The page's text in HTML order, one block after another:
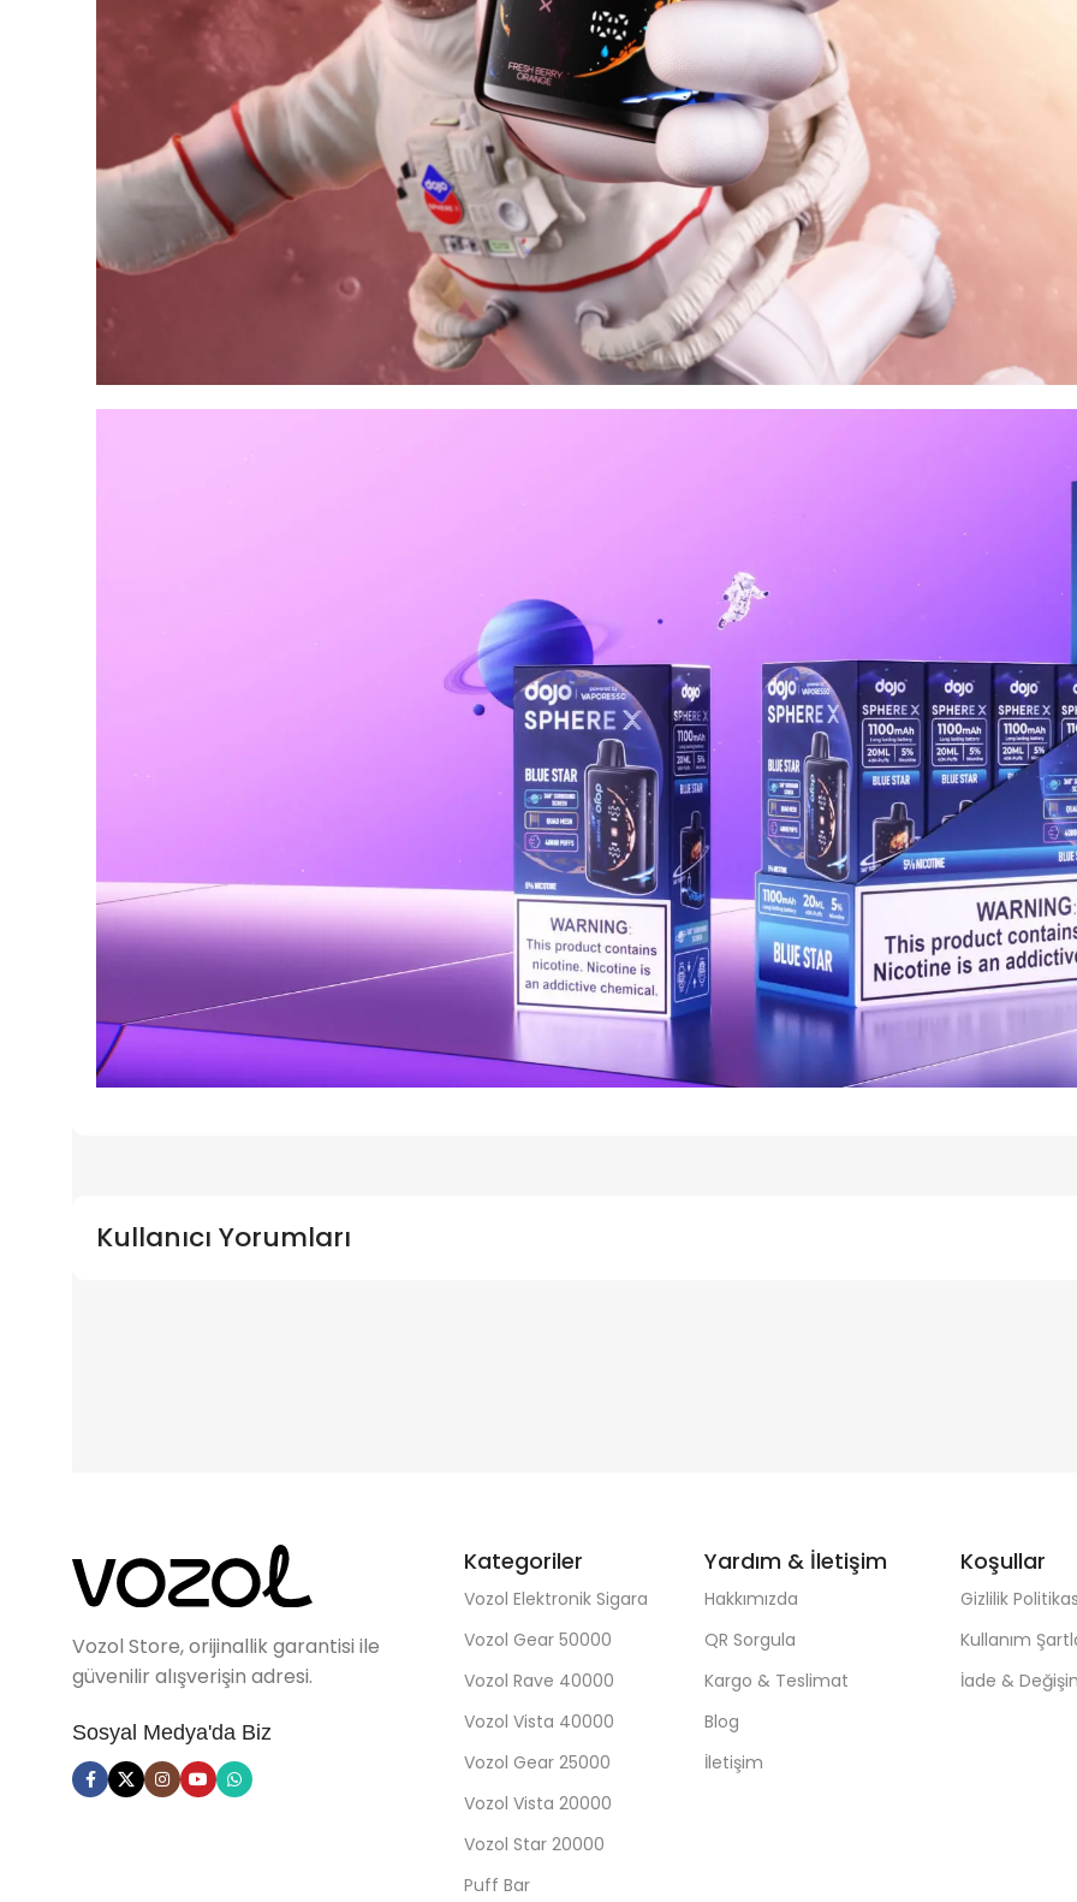
Kullanıcı Yorumları
Vozol Store, orijinallik garantisi ile
güvenilir alışverişin adresi.
Sosyal Medya'da Biz
Kategoriler
Vozol Elektronik Sigara
Vozol Gear 50000
Vozol Rave 40000
Vozol Vista 40000
Vozol Gear 25000
Vozol Vista 20000
Vozol Star 20000
Puff Bar
Yardım & İletişim
Hakkımızda
QR Sorgula
Kargo & Teslimat
Blog
İletişim
Koşullar
Gizlilik
Kullanım
İade &